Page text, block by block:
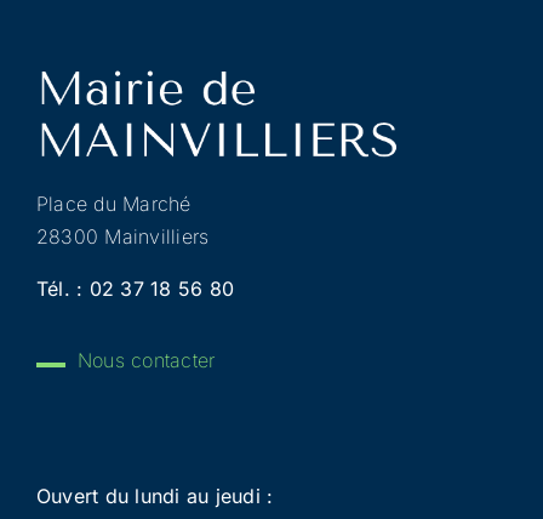
Place du Marché
28300 Mainvilliers
Tél. : 02 37 18 56 80
Nous contacter
Ouvert du lundi au jeudi :